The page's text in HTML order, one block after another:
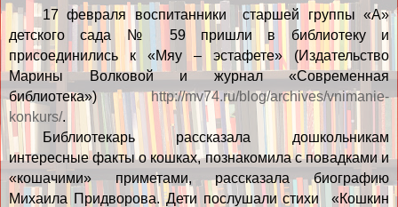
17 февраля воспитанники старшей группы «А»
детского сада № 59 пришли в библиотеку и
присоединились к «Мяу – эстафете» (Издательство
Марины Волковой и журнал «Современная
библиотека»)http://mv74.ru/blog/archives/vnimanie-
konkurs/.
Библиотекарь рассказала дошкольникам
интересные факты о кошках, познакомила с повадками и
«кошачими» приметами, рассказала биографию
Михаила Придворова. Дети послушали стихи
«Кошкин